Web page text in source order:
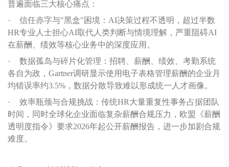
普遍面临三大核心痛点：
·
信任赤字与"黑盒"困境：AI决策过程不透明，超过半数
HR专业人士担心AI取代人类判断与情境理解，严重阻碍AI
在薪酬、绩效等核心业务中的深度应用。
·
数据孤岛与碎片化管理：招聘、薪酬、绩效、考勤系统
各自为政，Gartner调研显示使用电子表格管理薪酬的企业月
均错误率约3.5%，数据分散导致难以形成统一人才画像。
·
效率瓶颈与合规挑战：传统HR大量重复性事务占据团队
时间，同时全球化企业面临复杂薪酬合规压力，欧盟《薪酬
透明度指令》要求2026年起公开薪酬报告，进一步加剧合规
难度。